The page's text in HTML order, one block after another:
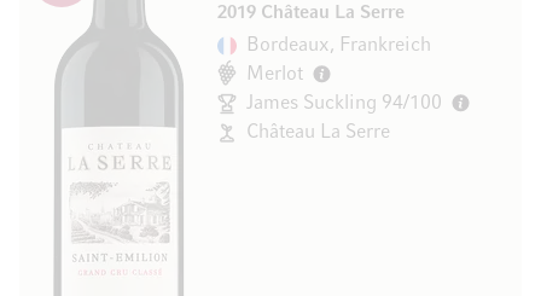
2019 Château La Serre
Bordeaux, Frankreich
Merlot
James Suckling 94/100
Château La Serre